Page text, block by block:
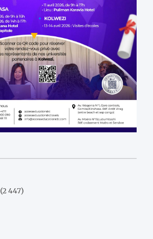
(2 447)